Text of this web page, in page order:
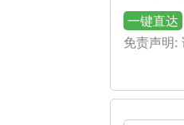
一键直达
免责声明: